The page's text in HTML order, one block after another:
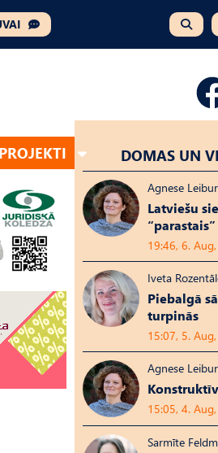
PROJEKTI DOMAS UN
Agnese
Latviešu
19:46, 6.
Iveta
Piebalgā
turpinās
15:07, 5.
Agnese
15:05, 4.
Sarmīte